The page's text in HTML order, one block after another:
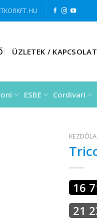
ÜZLETEK / KAPCSOLAT
ESBE Cordivari
16
21